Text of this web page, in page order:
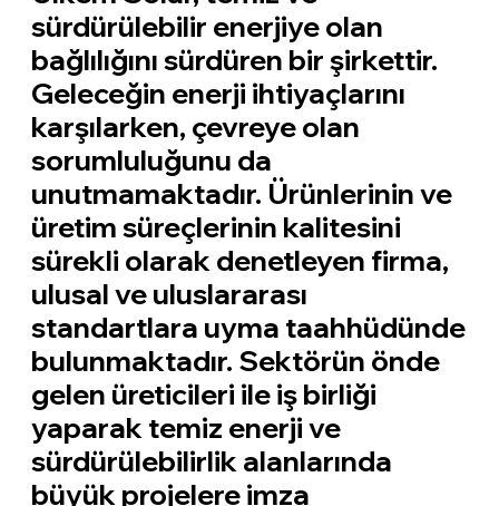
sürdürülebilir enerjiye olan
bağlılığını sürdüren bir şirkettir.
Geleceğin enerji ihtiyaçlarını
karşılarken, çevreye olan
sorumluluğunu da
unutmamaktadır. Ürünlerinin ve
üretim süreçlerinin kalitesini
sürekli olarak denetleyen firma,
ulusal ve uluslararası
standartlara uyma taahhüdünde
bulunmaktadır. Sektörün önde
gelen üreticileri ile iş birliği
yaparak temiz enerji ve
sürdürülebilirlik alanlarında
büyük projelere imza